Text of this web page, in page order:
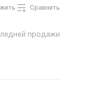
Сравнить
продажи